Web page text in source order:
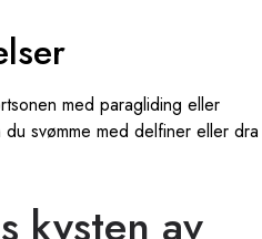
med paragliding eller
svømme med delfiner eller dra
kysten av